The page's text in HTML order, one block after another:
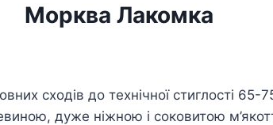
Морква Лакомка
сходів до технічної стиглості
дуже ніжною і соковитою